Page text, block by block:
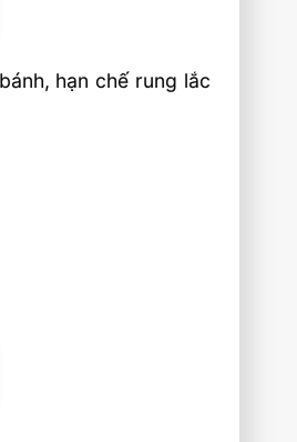
hạn chế rung lắc